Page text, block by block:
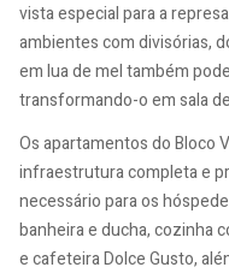
vista especial para a
ambientes com divisórias,
em lua de mel também
transformando-o em sala
Os apartamentos do Bloco
infraestrutura completa e
necessário para os
banheira e ducha, cozinha
e cafeteira Dolce Gusto,